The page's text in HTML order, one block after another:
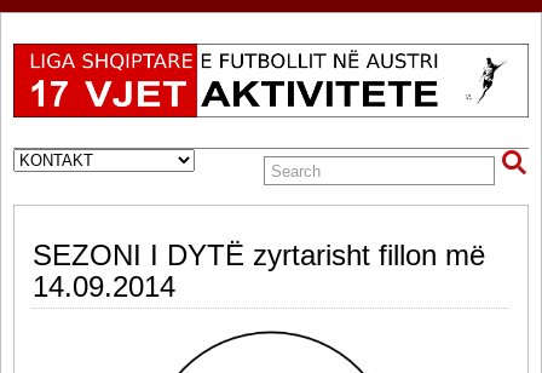
SEZONI I DYTË zyrtarisht fillon më
14.09.2014